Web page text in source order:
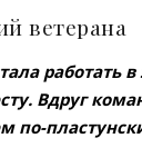
ветерана
работать
Вдруг
по-